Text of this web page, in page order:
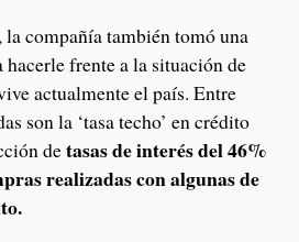
compañía también tomó una
hacerle frente a la situación de
actualmente el país. Entre
son la ‘tasa techo’ en crédito
detasas de interés del 46%
realizadas con algunas de